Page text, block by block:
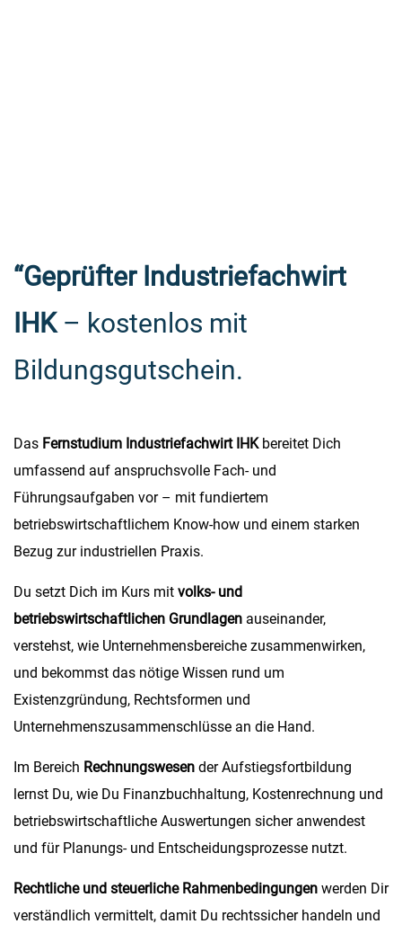
“Geprüfter Industriefachwirt
IHK– kostenlos mit
Bildungsgutschein.
Das Fernstudium Industriefachwirt IHKbereitet Dich
umfassend auf anspruchsvolle Fach- und
Führungsaufgaben vor – mit fundiertem
betriebswirtschaftlichem Know-how und einem starken
Bezug zur industriellen Praxis.
Du setzt Dich im Kurs mit volks- und
betriebswirtschaftlichen Grundlagen auseinander,
verstehst, wie Unternehmensbereiche zusammenwirken,
und bekommst das nötige Wissen rund um
Existenzgründung, Rechtsformen und
Unternehmenszusammenschlüsse an die Hand.
Im Bereich Rechnungswesen der Aufstiegsfortbildung
lernst Du, wie Du Finanzbuchhaltung, Kostenrechnung und
betriebswirtschaftliche Auswertungen sicher anwendest
und für Planungs- und Entscheidungsprozesse nutzt.
Rechtliche und steuerliche Rahmenbedingungen werden Dir
verständlich vermittelt, damit Du rechtssicher handeln und